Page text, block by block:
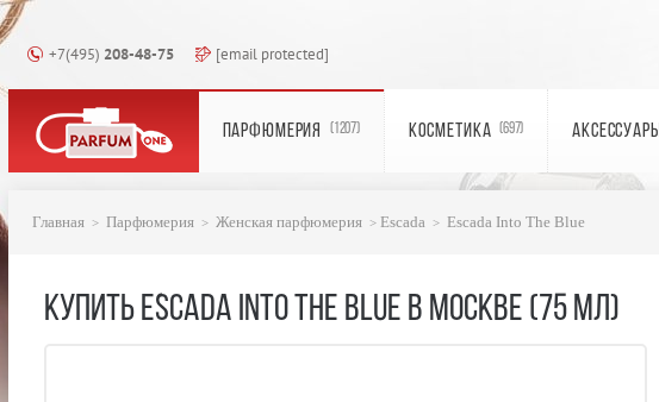
+7(495) 208-48-75 [email protected]
ПАРФЮМЕРИЯ (1207) КОСМЕТИКА (697) АКСЕССУАРЫ
Главная Парфюмерия Женская парфюмерия Escada Escada Into The Blue
КУПИТЬ ESCADA INTO THE BLUE В МОСКВЕ (75 МЛ)